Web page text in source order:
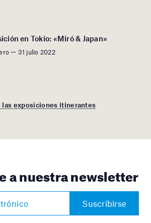
en Tokio: «Miró & Japan»
— 31 julio 2022
las exposiciones itinerantes
a nuestra newsletter